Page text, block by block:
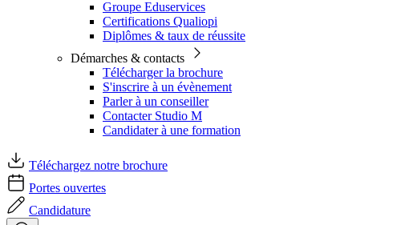
Groupe Eduservices
Certifications Qualiopi
Diplômes & taux de réussite
Démarches & contacts
Télécharger la brochure
S'inscrire à un évènement
Parler à un conseiller
Contacter Studio M
Candidater à une formation
Téléchargez notre brochure
Portes ouvertes
Candidature